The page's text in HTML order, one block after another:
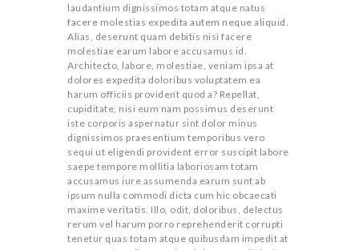
laudantium dignissimos totam atque natus
facere molestias expedita autem neque aliquid.
Alias, deserunt quam debitis nisi facere
molestiae earum labore accusamus id.
Architecto, labore, molestiae, veniam ipsa at
dolores expedita doloribus voluptatem ea
harum officiis provident quod a? Repellat,
cupiditate, nisi eum nam possimus deserunt
iste corporis aspernatur sint dolor minus
dignissimos praesentium temporibus vero
sequi ut eligendi provident error suscipit labore
saepe tempore mollitia laboriosam totam
accusamus iure assumenda earum sunt ab
ipsum nulla commodi dicta cum hic obcaecati
maxime veritatis. Illo, odit, doloribus, delectus
rerum vel harum porro reprehenderit corrupti
tenetur quas totam atque quibusdam impedit at